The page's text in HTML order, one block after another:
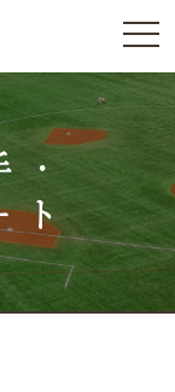
・
ト